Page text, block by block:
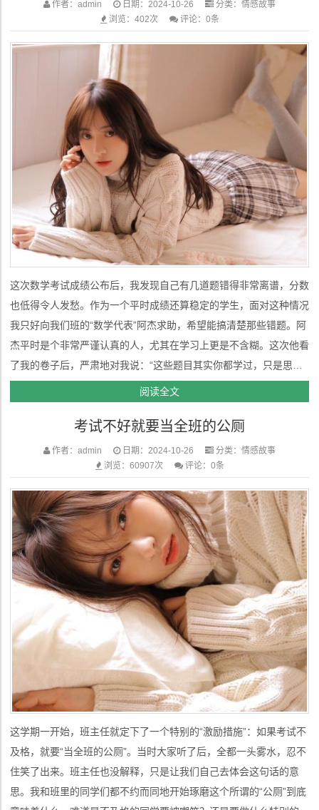
作者：admin 日期：2024-10-26 分类： 情感故事
浏览：402次
评论：0条
这次数学考试成绩公布后，我发现自己有几道题错得非常离谱，分数
也低得令人发愁。作为一个平时成绩还算稳定的学生，面对这种情况
我只好向我们班的“数学代表”阿杰求助，希望能搞清楚那些错题。阿
杰平时是个非常严谨认真的人，尤其在学习上更是不含糊。这次他看
了我的卷子后，严肃地对我说：“这些题目其实你都学过，只是思路
不清晰，逻辑上出了点问题。”听完他的解释，我点了点头，但心里
还是有些疑惑。于是，我调皮地说：“要不你直接把答案‘按’到我脑子
里得了！”阿杰...
阅读全文
考试不好就要当全班的公厕
作者：admin 日期：2024-10-26 分类： 情感故事
浏览：60907次
评论：0条
这学期一开始，班主任就定下了一个特别的“激励措施”：如果考试不
及格，就要“当全班的公厕”。当时大家听了后，全都一头雾水，忍不
住笑了出来。班主任也没解释，只是让我们自己去体会这句话的意
思。我和班里的同学们都不约而同地开始琢磨这个所谓的“公厕”到底